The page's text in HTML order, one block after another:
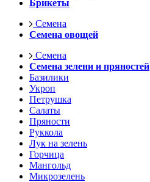
Брикеты
Семена
Семена овощей
Семена
Семена зелени и пряностей
Базилики
Укроп
Петрушка
Салаты
Пряности
Руккола
Лук на зелень
Горчица
Мангольд
Микрозелень